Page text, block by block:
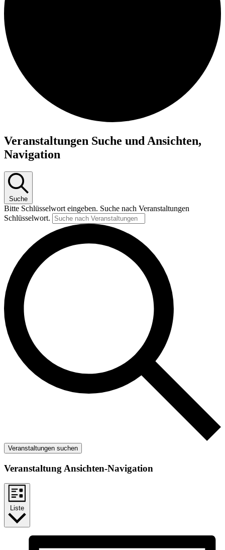
Veranstaltungen
Veranstaltungen Suche und Ansichten,
Navigation
Suche
Bitte Schlüsselwort eingeben. Suche nach Veranstaltungen
Schlüsselwort.
Veranstaltungen suchen
Veranstaltung Ansichten-Navigation
Liste